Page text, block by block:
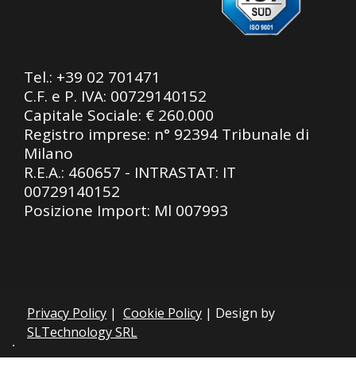
Tel.: +39 02 701471
C.F. e P. IVA: 00729140152
Capitale Sociale: € 260.000
Registro imprese: n° 92394 Tribunale di
Milano
R.E.A.: 460657 - INTRASTAT: IT
00729140152
Posizione Import: Ml 007993
Privacy Policy | Cookie Policy | Design by
SLTechnology SRL